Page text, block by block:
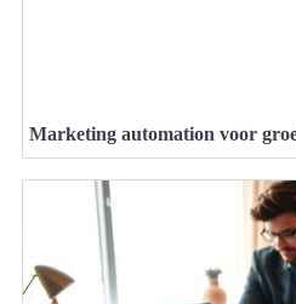
Marketing automation voor